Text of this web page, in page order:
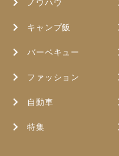
ノウハウ
キャンプ飯
バーベキュー
ファッション
自動車
特集